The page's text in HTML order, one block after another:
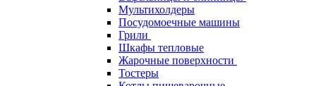
Мультихолдеры
Посудомоечные машины
Грили
Шкафы тепловые
Жарочные поверхности
Тостеры